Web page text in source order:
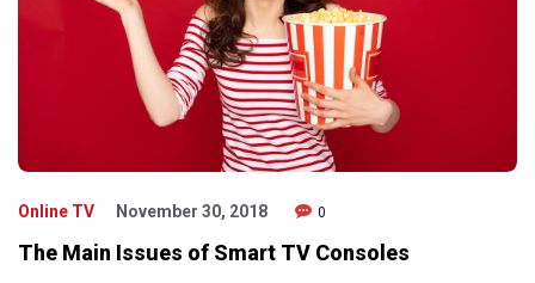
Online TV November 30, 2018 0
The Main Issues of Smart TV Consoles